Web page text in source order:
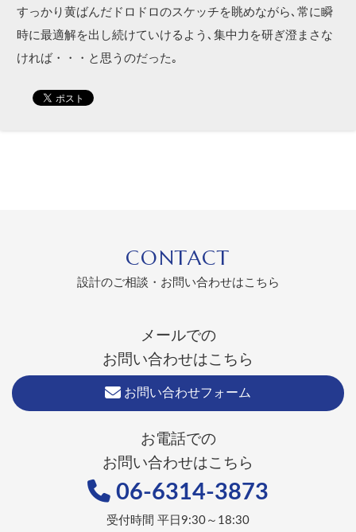
すっかり黄ばんだドロドロのスケッチを眺めながら､常に瞬
時に最適解を出し続けていけるよう､集中力を研ぎ澄まさな
ければ・・・と思うのだった｡
CONTACT
設計のご相談・お問い合わせはこちら
メールでの
お問い合わせはこちら
お問い合わせフォーム
お電話での
お問い合わせはこちら
06-6314-3873
受付時間 平日9:30～18:30